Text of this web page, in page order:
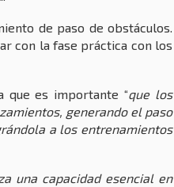
de paso de obstáculos.
con la fase práctica con los
que es importante “que los
generando el paso
a los entrenamientos
una capacidad esencial en